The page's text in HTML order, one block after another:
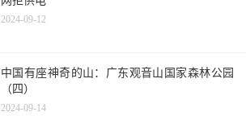
2024-09-12
中国有座神奇的山：广东观音山国家森林公园
（四）
2024-09-14